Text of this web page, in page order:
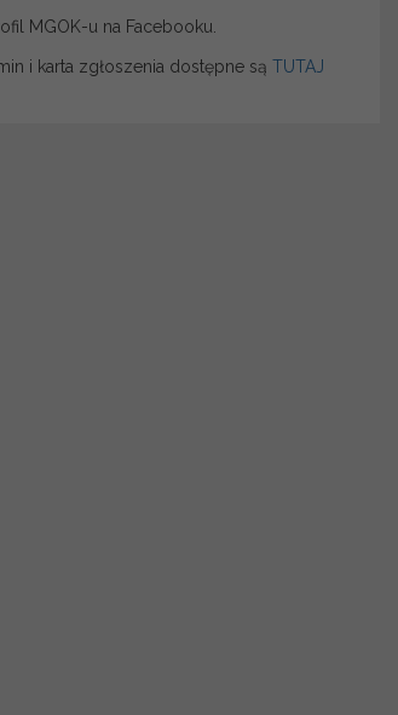
MGOK-u na Facebooku.
i karta zgłoszenia dostępne są TUTAJ